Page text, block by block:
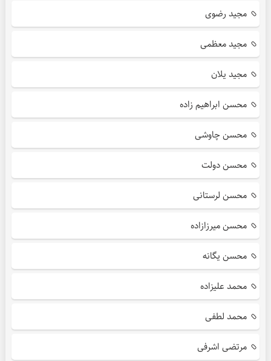
مجید رضوی
مجید معظمی
مجید یلان
محسن ابراهیم زاده
محسن چاوشی
محسن دولت
محسن لرستانی
محسن میرزازاده
محسن یگانه
محمد علیزاده
محمد لطفی
مرتضی اشرفی